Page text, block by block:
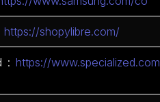
https://shopylibre.com/
:https://